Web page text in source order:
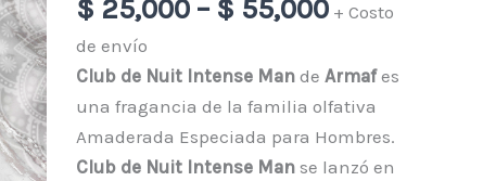
$ 25,000 – $ 55,000 + Costo
de envío
Club de Nuit Intense Mande Armafes
una fragancia de la familia olfativa
Amaderada Especiada para Hombres.
Club de Nuit Intense Manse lanzó en
Armaf
cantidad